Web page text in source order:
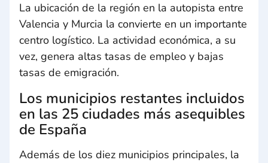
La ubicación de la región en la autopista entre
Valencia y Murcia la convierte en un importante
centro logístico. La actividad económica, a su
vez, genera altas tasas de empleo y bajas
tasas de emigración.
Los municipios restantes incluidos
en las 25 ciudades más asequibles
de España
Además de los diez municipios principales, la